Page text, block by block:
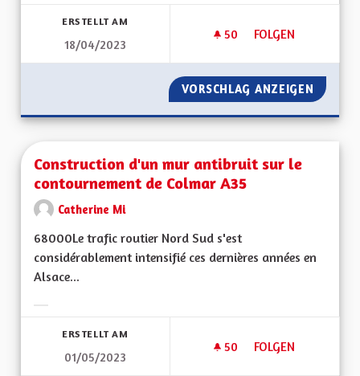
ERSTELLT AM
18/04/2023
50 50 FOLLOWER
FOLGEN
CONSTRUIRE
VORSCHLAG ANZEIGEN
Construction d'un mur antibruit sur le
contournement de Colmar A35
Catherine Mi
68000Le trafic routier Nord Sud s'est
considérablement intensifié ces dernières années en
Alsace...
ERSTELLT AM
01/05/2023
50 50 FOLLOWER
FOLGEN
CONSTRUCTION